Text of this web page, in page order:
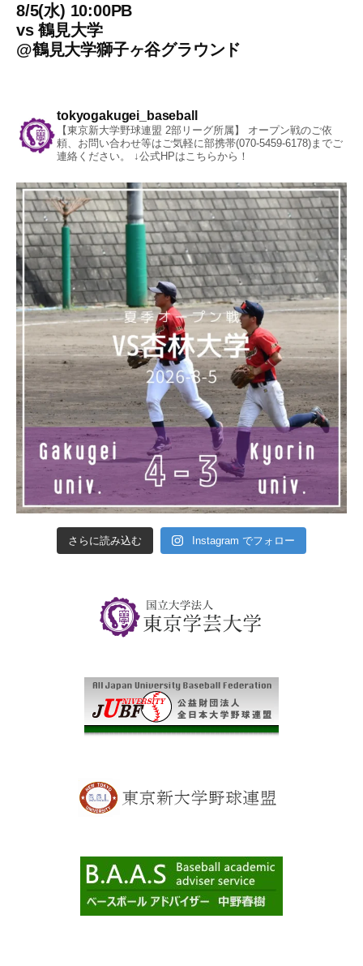
8/5(水) 10:00PB
vs鶴見大学
@鶴見大学獅子ヶ谷グラウンド
tokyogakugei_baseball
【東京新大学野球連盟 2部リーグ所属】
オープン戦のご依
頼、お問い合わせ等はご気軽に部携帯(070-5459-6178)までご
連絡ください。
↓公式HPはこちらから！
さらに読み込む Instagram でフォロー